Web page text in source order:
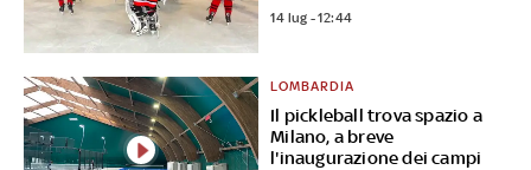
14 lug - 12:44
Il pickleball trova spazio a
Milano, a breve
l'inaugurazione dei campi
LOMBARDIA